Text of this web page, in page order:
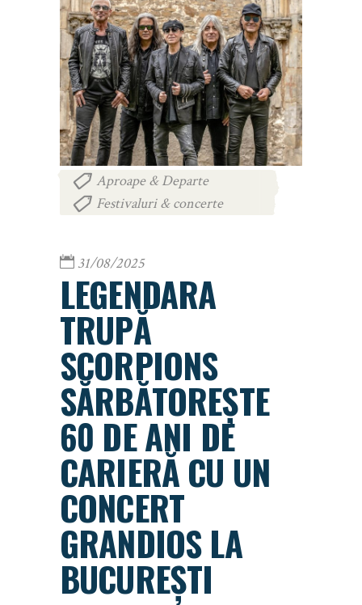
Aproape & Departe
Festivaluri & concerte
31/08/2025
LEGENDARA
TRUPĂ
SCORPIONS
SĂRBĂTOREȘTE
60 DE ANI DE
CARIERĂ CU UN
CONCERT
GRANDIOS LA
BUCUREȘTI